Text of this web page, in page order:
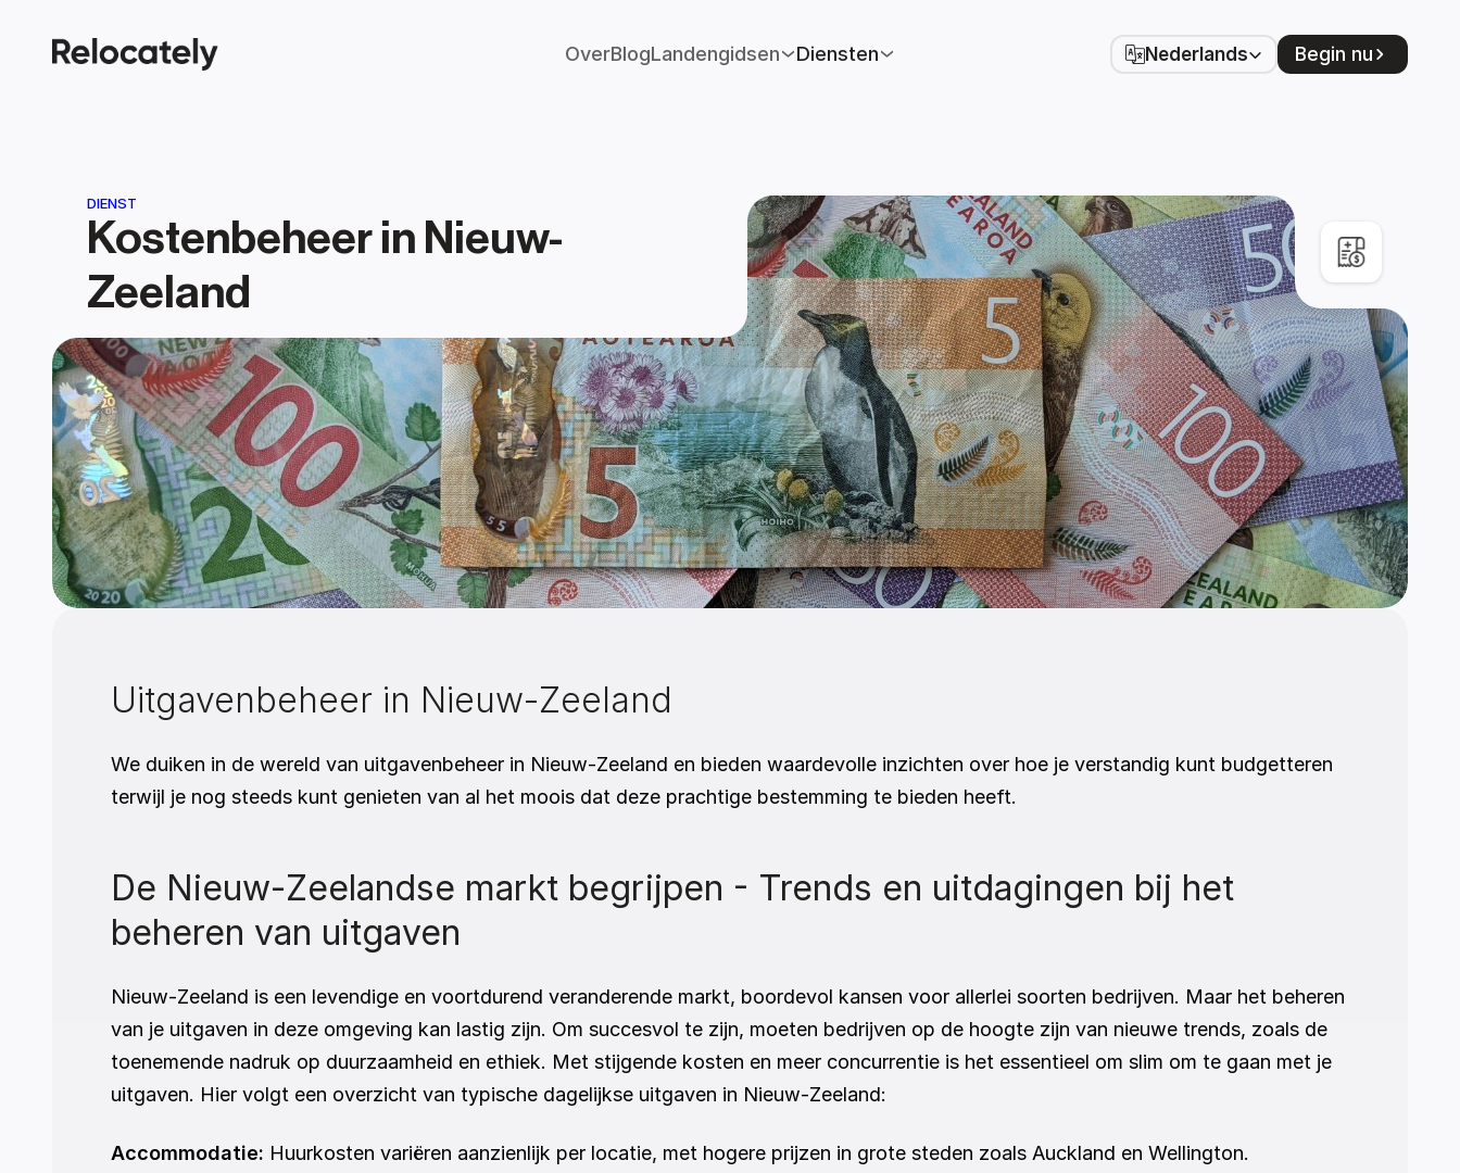
OverBlogLandengidsen Diensten
Select Language
Nederlands Begin nu
DIENST
Kostenbeheer in Nieuw-
Zeeland
Uitgavenbeheer in Nieuw-Zeeland
We duiken in de wereld van uitgavenbeheer in Nieuw-Zeeland en bieden waardevolle inzichten over hoe je verstandig kunt budgetteren
terwijl je nog steeds kunt genieten van al het moois dat deze prachtige bestemming te bieden heeft.
De Nieuw-Zeelandse markt begrijpen - Trends en uitdagingen bij het
beheren van uitgaven
Nieuw-Zeeland is een levendige en voortdurend veranderende markt, boordevol kansen voor allerlei soorten bedrijven. Maar het beheren
van je uitgaven in deze omgeving kan lastig zijn. Om succesvol te zijn, moeten bedrijven op de hoogte zijn van nieuwe trends, zoals de
toenemende nadruk op duurzaamheid en ethiek. Met stijgende kosten en meer concurrentie is het essentieel om slim om te gaan met je
uitgaven. Hier volgt een overzicht van typische dagelijkse uitgaven in Nieuw-Zeeland:
Accommodatie: Huurkosten variëren aanzienlijk per locatie, met hogere prijzen in grote steden zoals Auckland en Wellington.